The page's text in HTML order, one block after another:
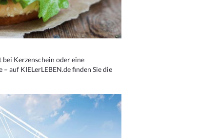
Kerzenschein oder eine
auf KIELerLEBEN.de finden Sie die